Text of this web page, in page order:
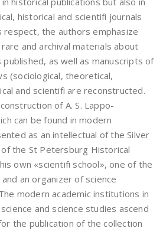
historical and scientifi journals
respect, the authors emphasize
and archival materials about
as well as manuscripts of
(sociological, theoretical,
and scientifi are reconstructed.
of A. S. Lappo-
can be found in modern
as an intellectual of the Silver
the St Petersburg Historical
own «scientifi school», one of the
an organizer of science
modern academic institutions in
and science studies ascend
the publication of the collection